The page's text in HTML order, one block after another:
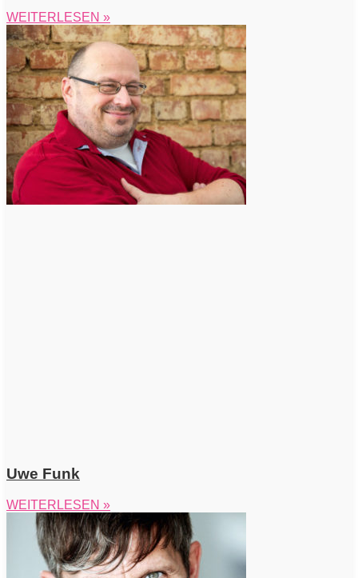
WEITERLESEN »
Uwe Funk
WEITERLESEN »